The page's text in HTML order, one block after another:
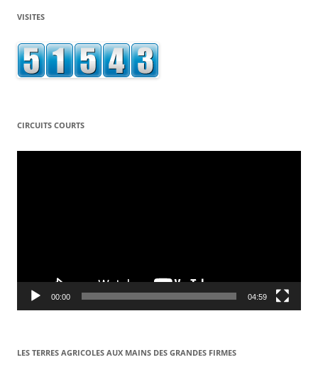
VISITES
CIRCUITS COURTS
Lecteur
00:00 04:59
LES TERRES AGRICOLES AUX MAINS DES GRANDES FIRMES